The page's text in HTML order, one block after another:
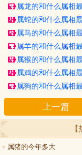
属龙的和什么属相
属蛇的和什么属相
属马的和什么属相
属羊的和什么属相
属猴的和什么属相
属鸡的和什么属相
属狗的和什么属相
上一篇
属猪的今年多大